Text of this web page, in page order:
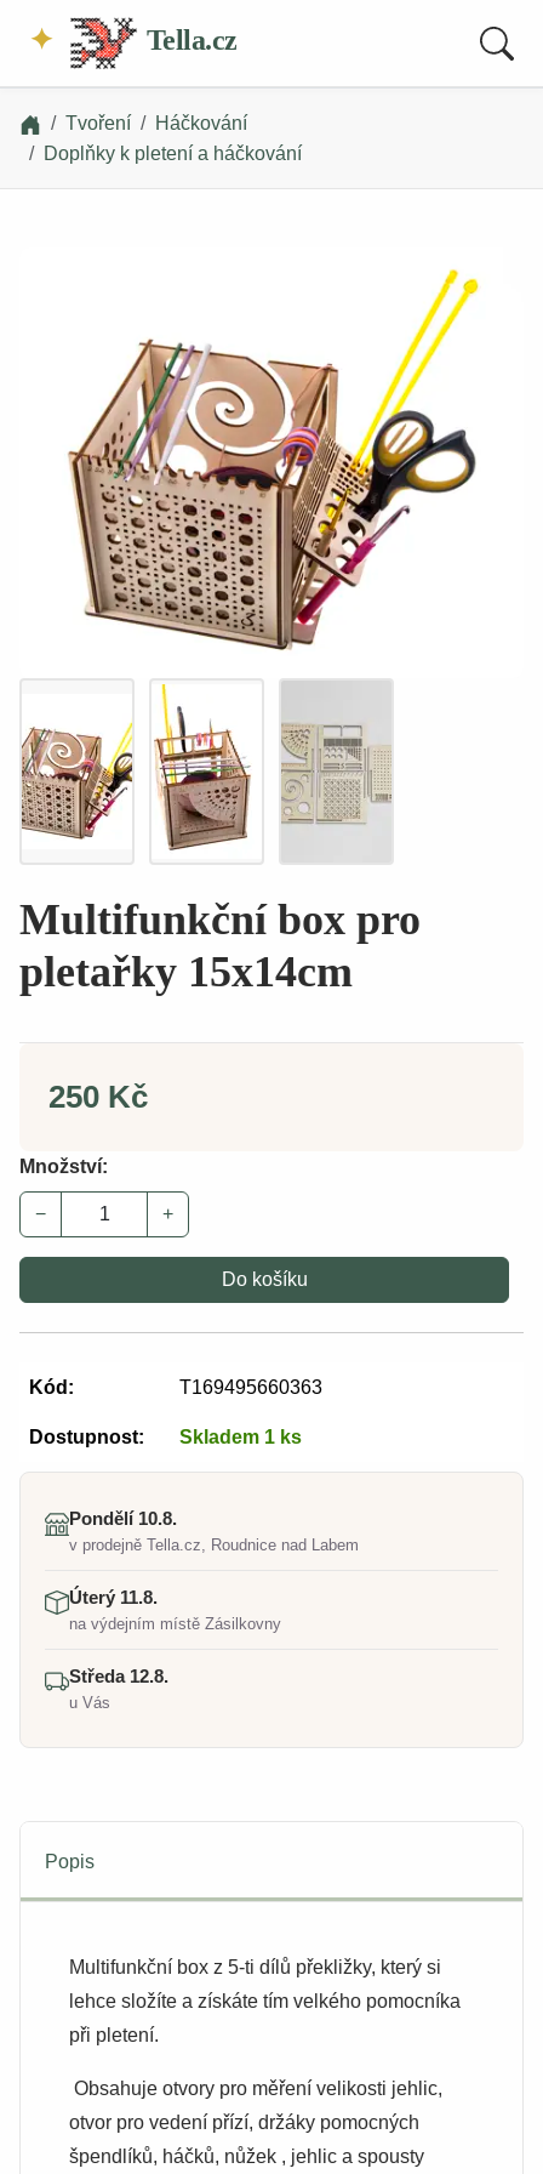
Tella.cz
Tvoření
Háčkování
Doplňky k pletení a háčkování
Multifunkční box pro
pletařky 15x14cm
250 Kč
Množství:
− +
Do košíku
Kód: T169495660363
Dostupnost: Skladem 1 ks
Pondělí 10.8.
v prodejně Tella.cz, Roudnice nad Labem
Úterý 11.8.
na výdejním místě Zásilkovny
Středa 12.8.
u Vás
Popis
Multifunkční box z 5-ti dílů překližky, který si
lehce složíte a získáte tím velkého pomocníka
při pletení.
Obsahuje otvory pro měření velikosti jehlic,
otvor pro vedení přízí, držáky pomocných
špendlíků, háčků, nůžek , jehlic a spousty